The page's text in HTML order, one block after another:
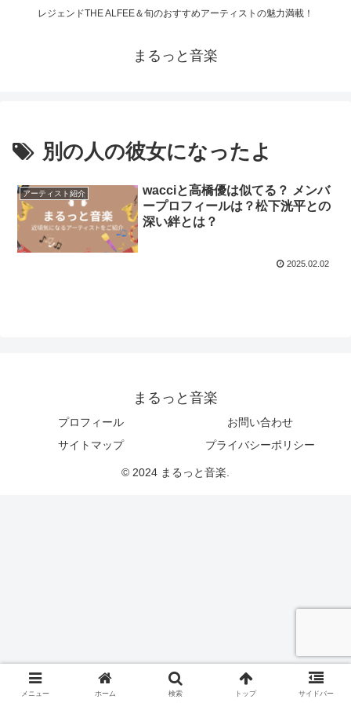
レジェンドTHE ALFEE＆旬のおすすめアーティストの魅力満載！
まるっと音楽
別の人の彼女になったよ
アーティスト紹介
wacciと高橋優は似てる？ メンバ
ープロフィールは？松下洸平との
深い絆とは？
2025.02.02
まるっと音楽
プロフィール
お問い合わせ
サイトマップ
プライバシーポリシー
© 2024 まるっと音楽.
メニュー ホーム 検索 トップ サイドバー